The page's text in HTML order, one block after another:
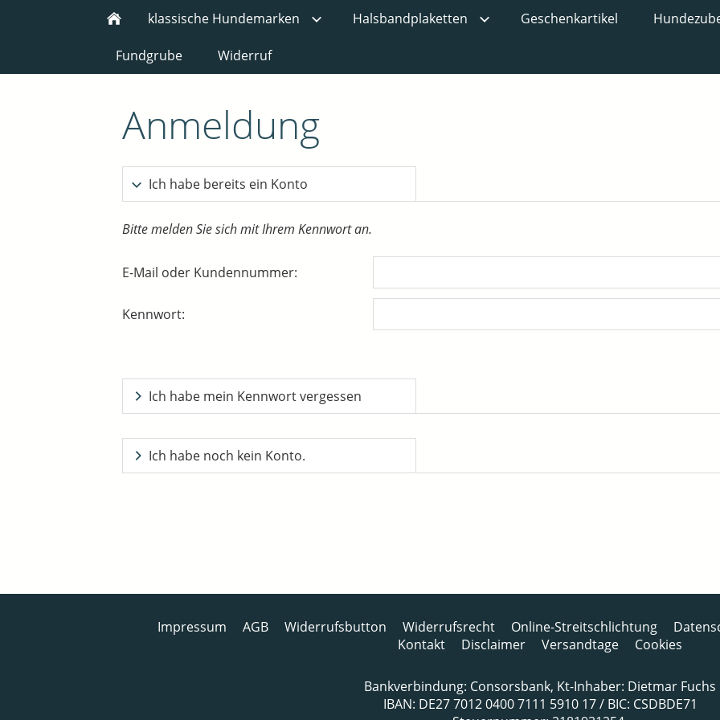
klassische Hundemarken Halsbandplaketten Geschenkartikel
Fundgrube Widerruf
Anmeldung
Ich habe bereits ein Konto
Bitte melden Sie sich mit Ihrem Kennwort an.
E-Mail oder Kundennummer:
Kennwort:
Ich habe mein Kennwort vergessen
Ich habe noch kein Konto.
Impressum AGB Widerrufsbutton Widerrufsrecht Online-Streitschlichtung
Kontakt
Disclaimer Versandtage Cookies
Bankverbindung: Consorsbank, Kt-Inhaber: Dietmar Fuchs
IBAN: DE27 7012 0400 7111 5910 17 / BIC: CSDBDE71